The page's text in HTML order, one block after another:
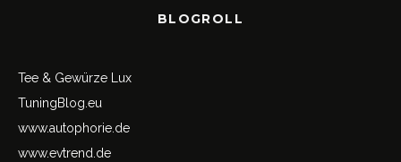
BLOGROLL
Tee & Gewürze Lux
TuningBlog.eu
www.autophorie.de
www.evtrend.de